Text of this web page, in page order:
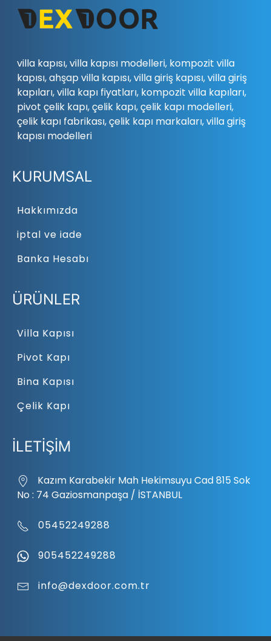
villa kapısı, villa kapısı modelleri, kompozit villa
kapısı, ahşap villa kapısı, villa giriş kapısı, villa giriş
kapıları, villa kapı fiyatları, kompozit villa kapıları,
pivot çelik kapı, çelik kapı, çelik kapı modelleri,
çelik kapı fabrikası, çelik kapı markaları, villa giriş
kapısı modelleri
KURUMSAL
Hakkımızda
iptal ve iade
Banka Hesabı
ÜRÜNLER
Villa Kapısı
Pivot Kapı
Bina Kapısı
Çelik Kapı
İLETİŞİM
Kazım Karabekir Mah Hekimsuyu Cad 815 Sok
No : 74 Gaziosmanpaşa / İSTANBUL
05452249288
905452249288
info@dexdoor.com.tr